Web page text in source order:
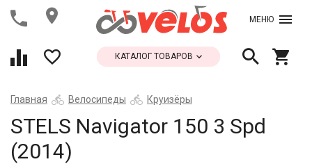
МЕНЮ
КАТАЛОГ ТОВАРОВ
Главная Велосипеды Круизёры
STELS Navigator 150 3 Spd
(2014)